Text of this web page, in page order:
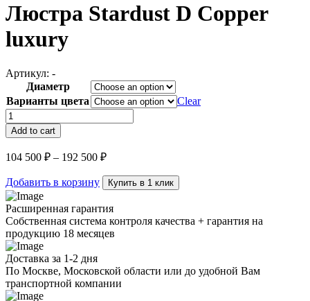
Люстра Stardust D Copper
luxury
Артикул: -
Диаметр
Варианты цвета
Clear
Люстра
Stardust
D
Copper
luxury
quantity
Add to cart
104 500 ₽ – 192 500 ₽
Добавить в корзину Купить в 1 клик
Расширенная гарантия
Собственная система контроля качества + гарантия на
продукцию 18 месяцев
Доставка за 1-2 дня
По Москве, Московской области или до удобной Вам
транспортной компании